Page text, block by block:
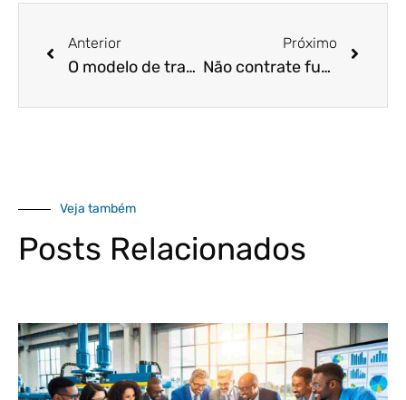
Anterior
O modelo de trabalho que pode aumentar a produtividade dos seus funcionários!
Próximo
Não contrate funcionários sem antes conferir esta lista!
Veja também
Posts Relacionados